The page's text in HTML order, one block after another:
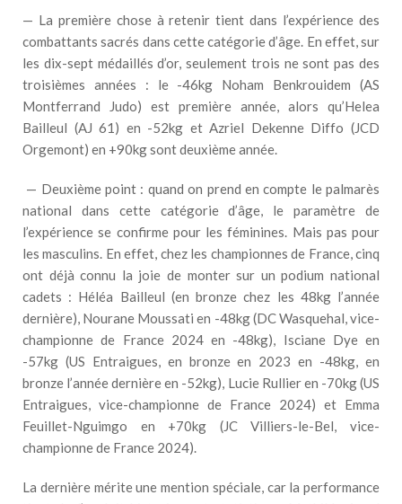
— La première chose à retenir tient dans l’expérience des
combattants sacrés dans cette catégorie d’âge. En effet, sur
les dix-sept médaillés d’or, seulement trois ne sont pas des
troisièmes années : le -46kg Noham Benkrouidem (AS
Montferrand Judo) est première année, alors qu’Helea
Bailleul (AJ 61) en -52kg et Azriel Dekenne Diffo (JCD
Orgemont) en +90kg sont deuxième année.
— Deuxième point : quand on prend en compte le palmarès
national dans cette catégorie d’âge, le paramètre de
l’expérience se confirme pour les féminines. Mais pas pour
les masculins. En effet, chez les championnes de France, cinq
ont déjà connu la joie de monter sur un podium national
cadets : Héléa Bailleul (en bronze chez les 48kg l’année
dernière), Nourane Moussati en -48kg (DC Wasquehal, vice-
championne de France 2024 en -48kg), Isciane Dye en
-57kg (US Entraigues, en bronze en 2023 en -48kg, en
bronze l’année dernière en -52kg), Lucie Rullier en -70kg (US
Entraigues, vice-championne de France 2024) et Emma
Feuillet-Nguimgo en +70kg (JC Villiers-le-Bel, vice-
championne de France 2024).
La dernière mérite une mention spéciale, car la performance